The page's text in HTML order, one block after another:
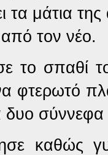
τα μάτια
τον νέο.
το σπαθί
φτερωτό
δυο σύννεφα
καθώς